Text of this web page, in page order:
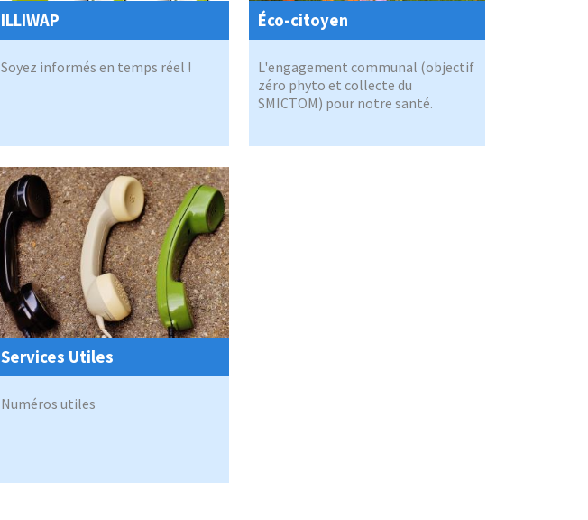
ILLIWAP
Soyez informés en temps réel !
Éco-citoyen
L'engagement communal (objectif
zéro phyto et collecte du
SMICTOM) pour notre santé.
Services Utiles
Numéros utiles